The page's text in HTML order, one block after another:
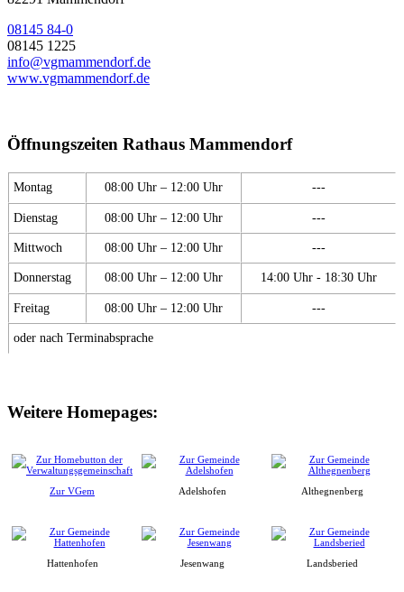
08145 84-0
08145 1225
info@vgmammendorf.de
www.vgmammendorf.de
Öffnungszeiten Rathaus Mammendorf
Montag 08:00 Uhr – 12:00 Uhr ---
Dienstag 08:00 Uhr – 12:00 Uhr ---
Mittwoch 08:00 Uhr – 12:00 Uhr ---
Donnerstag 08:00 Uhr – 12:00 Uhr 14:00 Uhr - 18:30 Uhr
Freitag 08:00 Uhr – 12:00 Uhr ---
oder nach Terminabsprache
Weitere Homepages:
Zur VGem Adelshofen Althegnenberg
Hattenhofen Jesenwang Landsberied